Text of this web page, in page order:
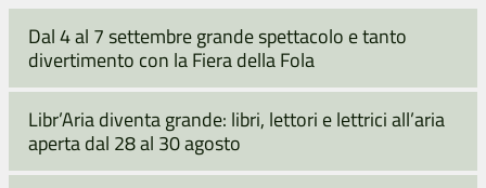
Dal 4 al 7 settembre grande spettacolo e tanto
divertimento con la Fiera della Fola
Libr’Aria diventa grande: libri, lettori e lettrici all’aria
aperta dal 28 al 30 agosto